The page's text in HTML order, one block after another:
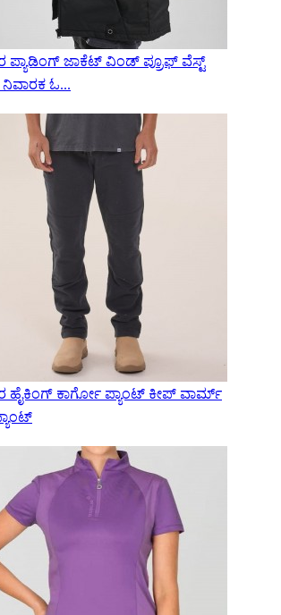
ಪ್ಯಾಡಿಂಗ್ ಜಾಕೆಟ್ ವಿಂಡ್ ಪ್ರೂಫ್ ವೆಸ್ಟ್
ಓ...
ಹೈಕಿಂಗ್ ಕಾರ್ಗೋ ಪ್ಯಾಂಟ್ ಕೀಪ್ ವಾರ್ಮ್